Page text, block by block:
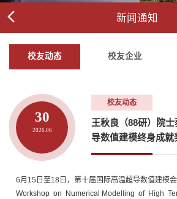
新闻通知
校友动态 校友企业
30
2026.06
校友动态
王秋良（88研）院
导数值建模终身成就
6月15日至18日，第十届国际高温超导数值建模
Workshop on Numerical Modelling of High